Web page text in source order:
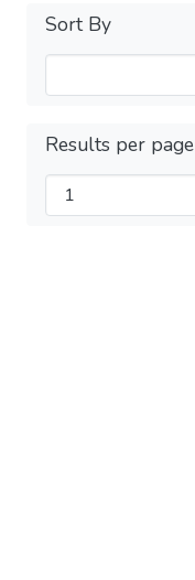
Sort By
Results per page